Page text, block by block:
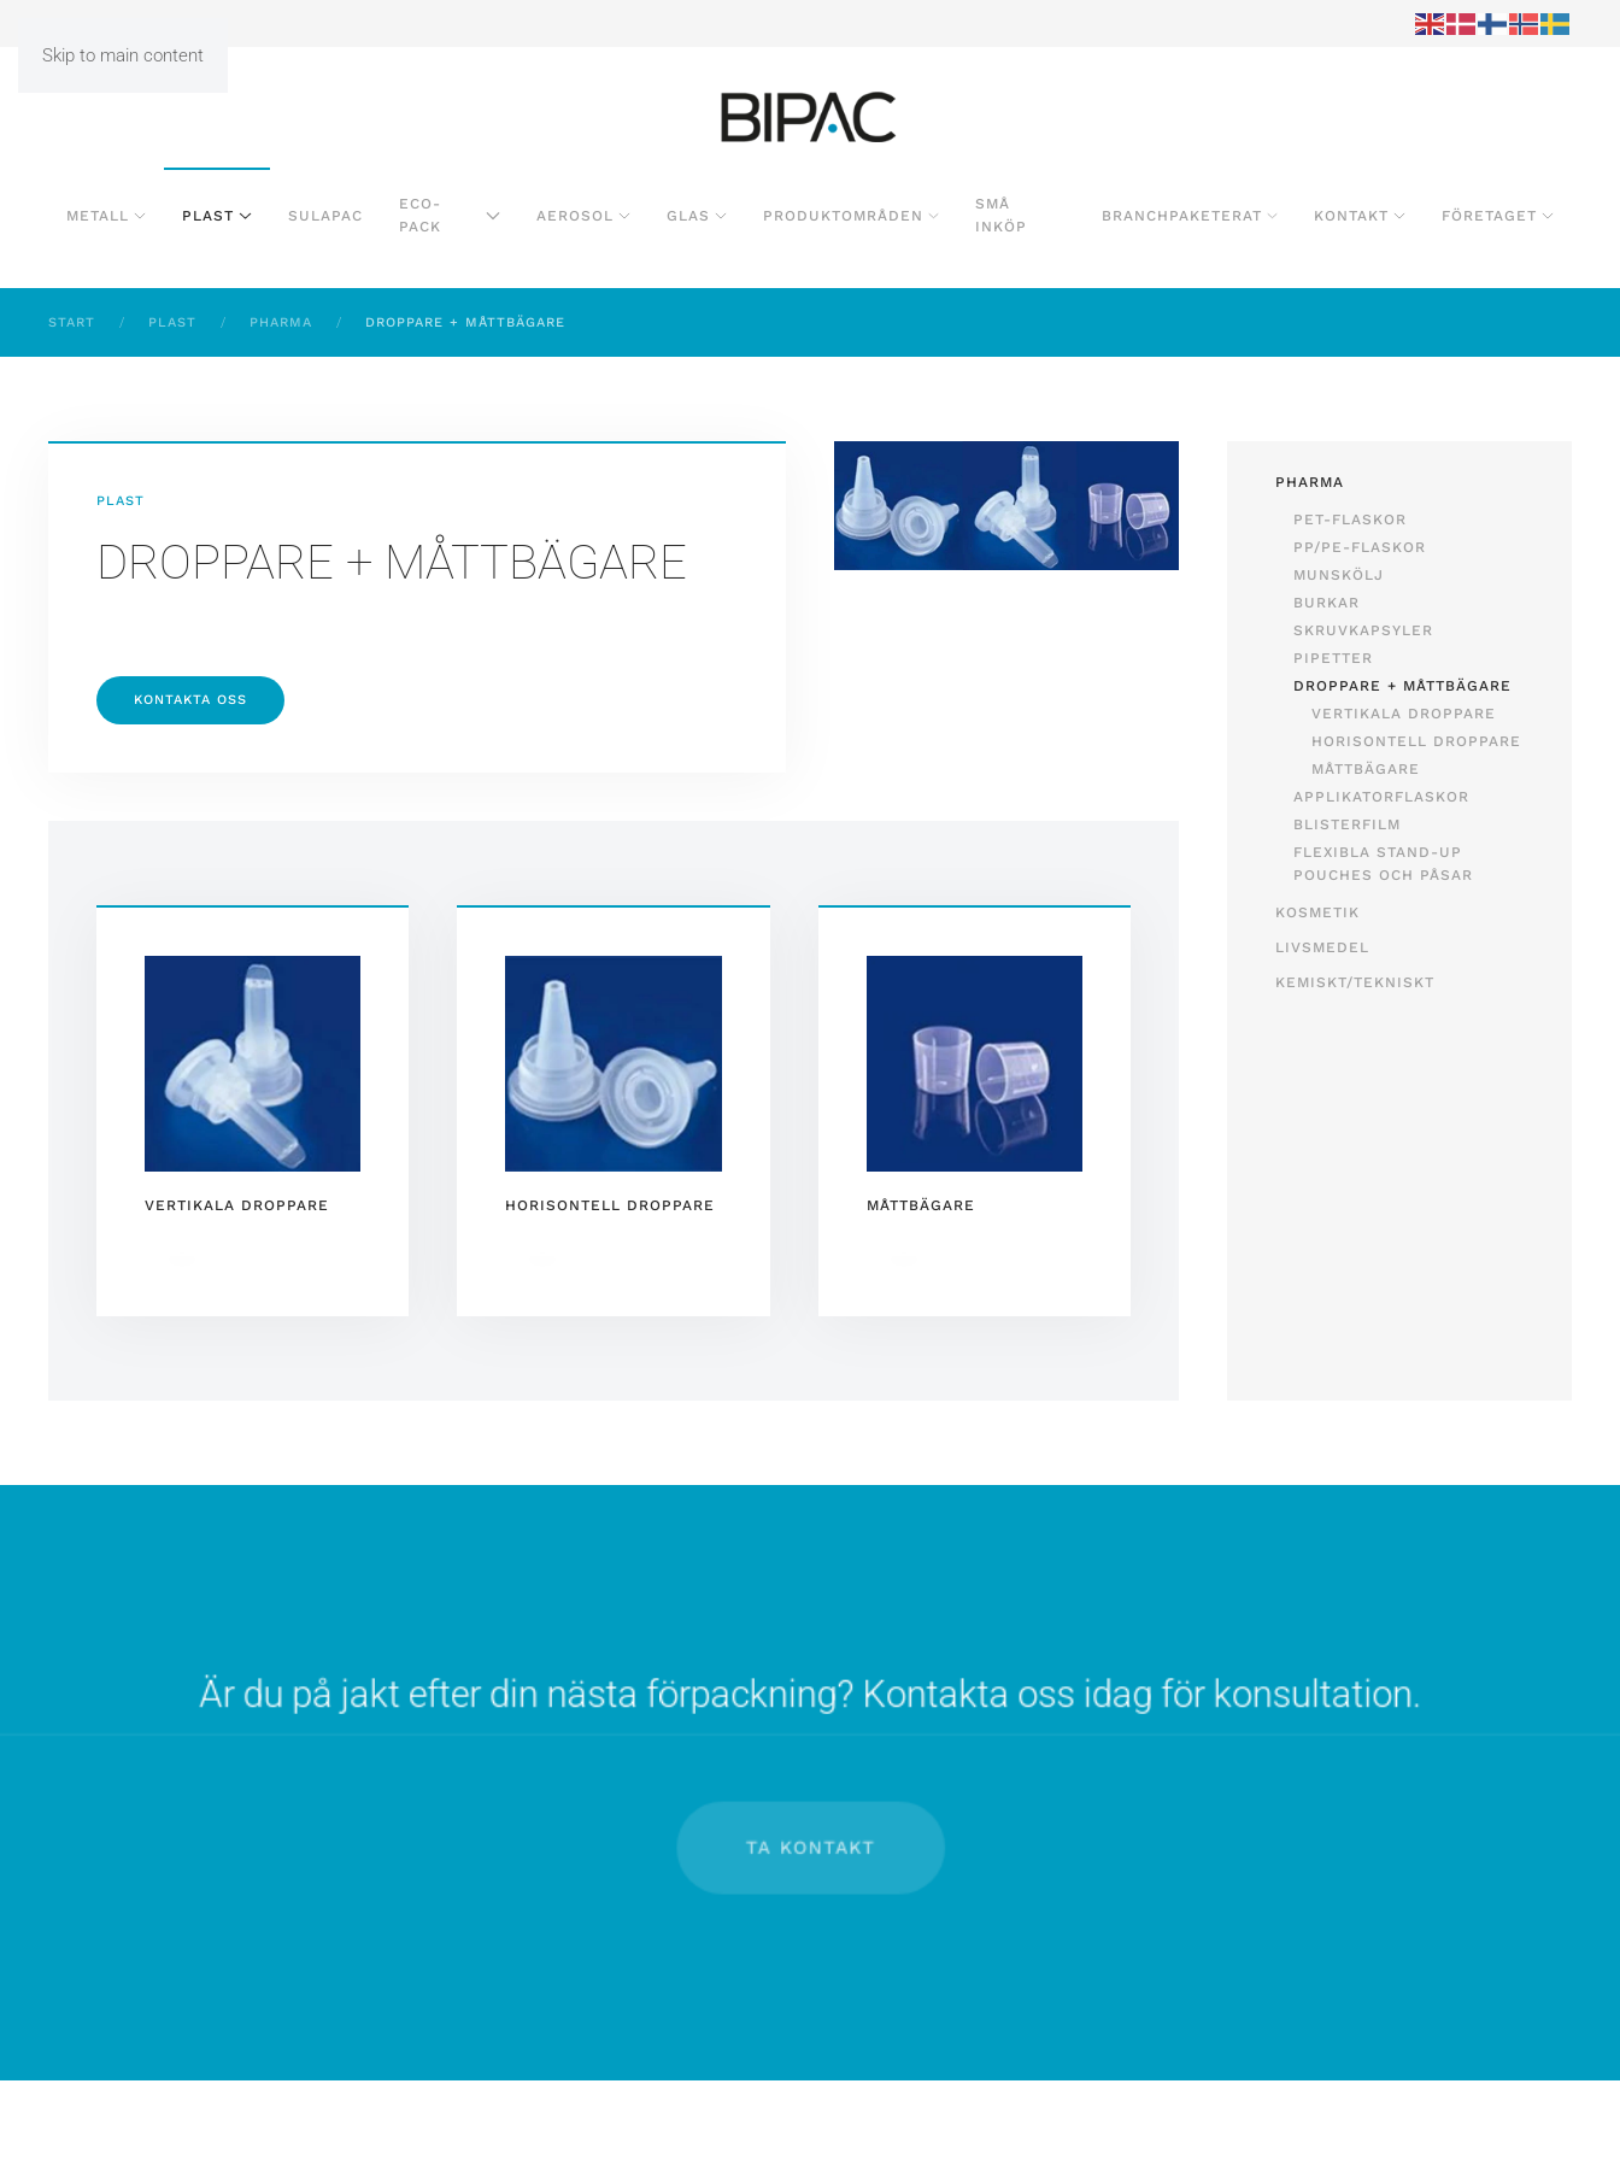
Skip to main content
METALL PLAST SULAPAC
ECO-
PACK
AEROSOL GLAS PRODUKTOMRÅDEN
SMÅ
INKÖP
BRANCHPAKETERAT KONTAKT FÖRETAGET
START PLAST PHARMA DROPPARE + MÅTTBÄGARE
PLAST
DROPPARE + MÅTTBÄGARE
KONTAKTA OSS
VERTIKALA DROPPARE HORISONTELL DROPPARE MÅTTBÄGARE
PHARMA
PET-FLASKOR
PP/PE-FLASKOR
MUNSKÖLJ
BURKAR
SKRUVKAPSYLER
PIPETTER
DROPPARE + MÅTTBÄGARE
VERTIKALA DROPPARE
HORISONTELL DROPPARE
MÅTTBÄGARE
APPLIKATORFLASKOR
BLISTERFILM
FLEXIBLA STAND-UP
POUCHES OCH PÅSAR
KOSMETIK
LIVSMEDEL
KEMISKT/TEKNISKT
Är du på jakt efter din nästa förpackning? Kontakta oss idag för konsultation.
TA KONTAKT